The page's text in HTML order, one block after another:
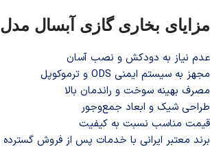
مزایای بخاری گازی آبسال مدل 481
عدم نیاز به دودکش و نصب آسان
مجهز به سیستم ایمنی ODS و ترموکوپل
مصرف بهینه سوخت و راندمان بالا
طراحی شیک و ابعاد جمع‌وجور
قیمت مناسب نسبت به کیفیت
برند معتبر ایرانی با خدمات پس از فروش گسترده